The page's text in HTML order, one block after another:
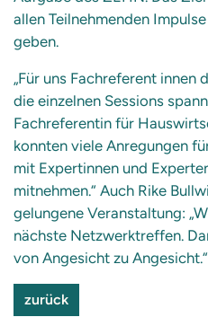
allen Teilnehmenden
geben.
„Für uns Fachreferent innen
die einzelnen Sessions
Fachreferentin für
konnten viele Anregungen
mit Expertinnen und
mitnehmen.“ Auch Rike
gelungene Veranstaltung:
nächste Netzwerktreffen.
von Angesicht zu Angesicht.“
zurück